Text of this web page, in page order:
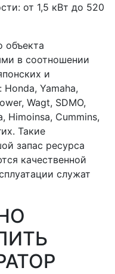
от 1,5 кВт до 520
объекта
в соотношении
и
Yamaha,
Wagt, SDMO,
Himoinsa, Cummins,
Такие
запас ресурса
качественной
служат